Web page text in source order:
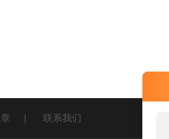
| 联系我们